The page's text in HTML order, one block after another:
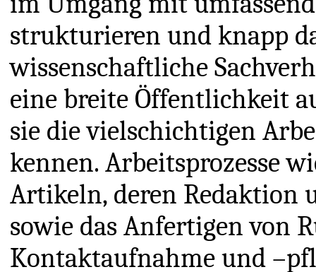
strukturieren und knapp
wissenschaftliche
eine breite Öffentlichkeit
sie die vielschichtigen
kennen. Arbeitsprozesse
Artikeln, deren Redaktion
sowie das Anfertigen von
Kontaktaufnahme und